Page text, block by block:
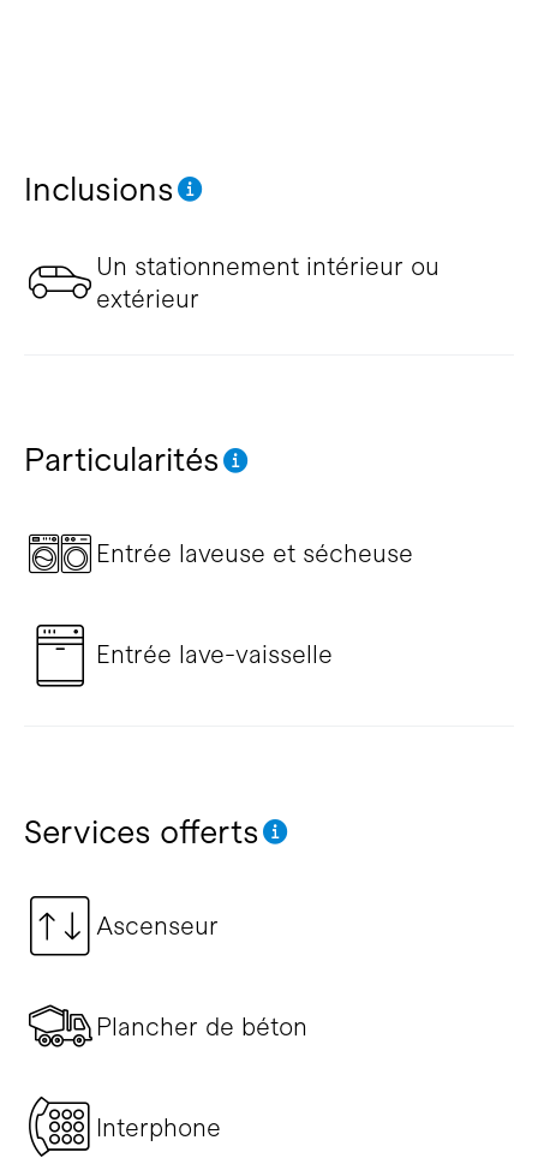
Inclusions
Un stationnement intérieur ou
extérieur
Particularités
Entrée laveuse et sécheuse
Entrée lave-vaisselle
Services offerts
Ascenseur
Plancher de béton
Interphone